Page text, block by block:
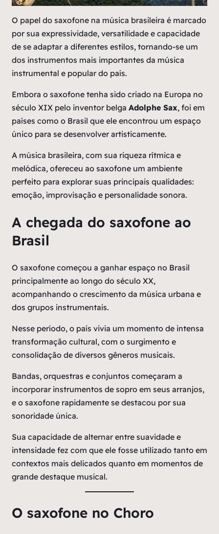
O papel do saxofone na música brasileira é marcado
por sua expressividade, versatilidade e capacidade
de se adaptar a diferentes estilos, tornando-se um
dos instrumentos mais importantes da música
instrumental e popular do país.
Embora o saxofone tenha sido criado na Europa no
século XIX pelo inventor belga Adolphe Sax, foi em
países como o Brasil que ele encontrou um espaço
único para se desenvolver artisticamente.
A música brasileira, com sua riqueza rítmica e
melódica, ofereceu ao saxofone um ambiente
perfeito para explorar suas principais qualidades:
emoção, improvisação e personalidade sonora.
A chegada do saxofone ao
Brasil
O saxofone começou a ganhar espaço no Brasil
principalmente ao longo do século XX,
acompanhando o crescimento da música urbana e
dos grupos instrumentais.
Nesse período, o país vivia um momento de intensa
transformação cultural, com o surgimento e
consolidação de diversos gêneros musicais.
Bandas, orquestras e conjuntos começaram a
incorporar instrumentos de sopro em seus arranjos,
e o saxofone rapidamente se destacou por sua
sonoridade única.
Sua capacidade de alternar entre suavidade e
intensidade fez com que ele fosse utilizado tanto em
contextos mais delicados quanto em momentos de
grande destaque musical.
O saxofone no Choro